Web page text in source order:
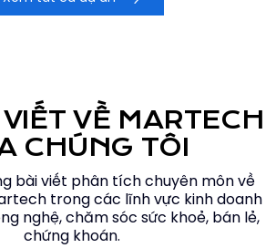
VỀ MARTECH
CHÚNG TÔI
bài viết phân tích chuyên môn về
trong các lĩnh vực kinh doanh
nghệ, chăm sóc sức khoẻ, bán lẻ,
chứng khoán.